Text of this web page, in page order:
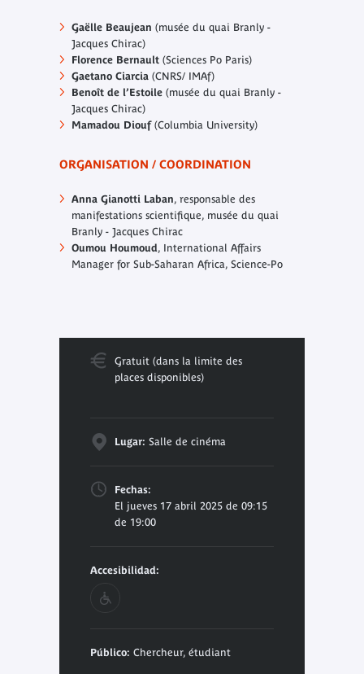
Gaëlle Beaujean (musée du quai Branly -
Jacques Chirac)
Florence Bernault(Sciences Po Paris)
Gaetano Ciarcia(CNRS/ IMAf)
Benoît de l’Estoile(musée du quai Branly -
Jacques Chirac)
Mamadou Diouf(Columbia University)
ORGANISATION / COORDINATION
Anna Gianotti Laban, responsable des
manifestations scientifique, musée du quai
Branly - Jacques Chirac
Oumou Houmoud, International Affairs
Manager for Sub-Saharan Africa, Science-Po
Gratuit (dans la limite des
places disponibles)
Lugar: Salle de cinéma
Fechas:
El jueves 17 abril 2025 de 09:15
de 19:00
Accesibilidad:
Público: Chercheur, étudiant